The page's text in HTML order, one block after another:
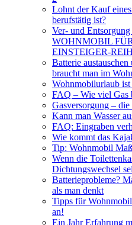
Lohnt der Kauf
berufstätig ist?
Ver- und
WOHNMOBIL
EINSTEIGER-
Batterie
braucht man im
Wohnmobilurlaub ist
FAQ – Wie viel Gas
Gasversorgung –
Kann man Wasser
FAQ: Eingraben
Wie kommt das
Tip: Wohnmobil
Wenn die
Dichtungswechsel
Batterieprobleme?
als man denkt
Tipps für
an!
Ein Jahr Erfahrung